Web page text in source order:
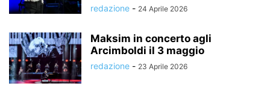
redazione - 24 Aprile 2026
Maksim in concerto agli
Arcimboldi il 3 maggio
redazione - 23 Aprile 2026